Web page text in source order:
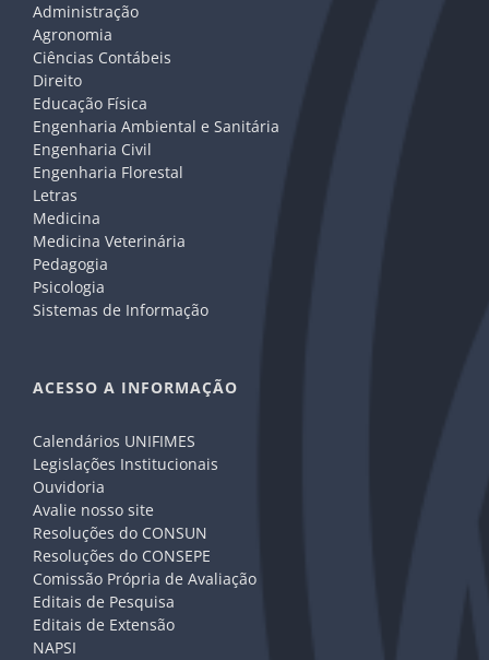
Administração
Agronomia
Ciências Contábeis
Direito
Educação Física
Engenharia Ambiental e Sanitária
Engenharia Civil
Engenharia Florestal
Letras
Medicina
Medicina Veterinária
Pedagogia
Psicologia
Sistemas de Informação
ACESSO A INFORMAÇÃO
Calendários UNIFIMES
Legislações Institucionais
Ouvidoria
Avalie nosso site
Resoluções do CONSUN
Resoluções do CONSEPE
Comissão Própria de Avaliação
Editais de Pesquisa
Editais de Extensão
NAPSI